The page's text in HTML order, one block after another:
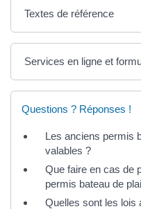
Textes de référence
Services en ligne et
Questions ? Réponses !
Les anciens permis
valables ?
Que faire en cas de
permis bateau de
Quelles sont les lois